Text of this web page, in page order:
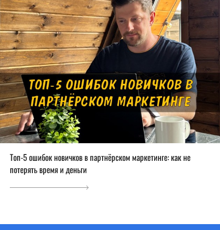
Топ-5 ошибок новичков в партнёрском маркетинге: как не
потерять время и деньги